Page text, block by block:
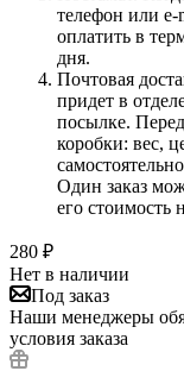
телефон или
оплатить в
дня.
Почтовая
придет в
посылке.
коробки: вес,
Один заказ
его стоимость
280 ₽
Нет в наличии
Под заказ
Наши менеджеры
условия заказа